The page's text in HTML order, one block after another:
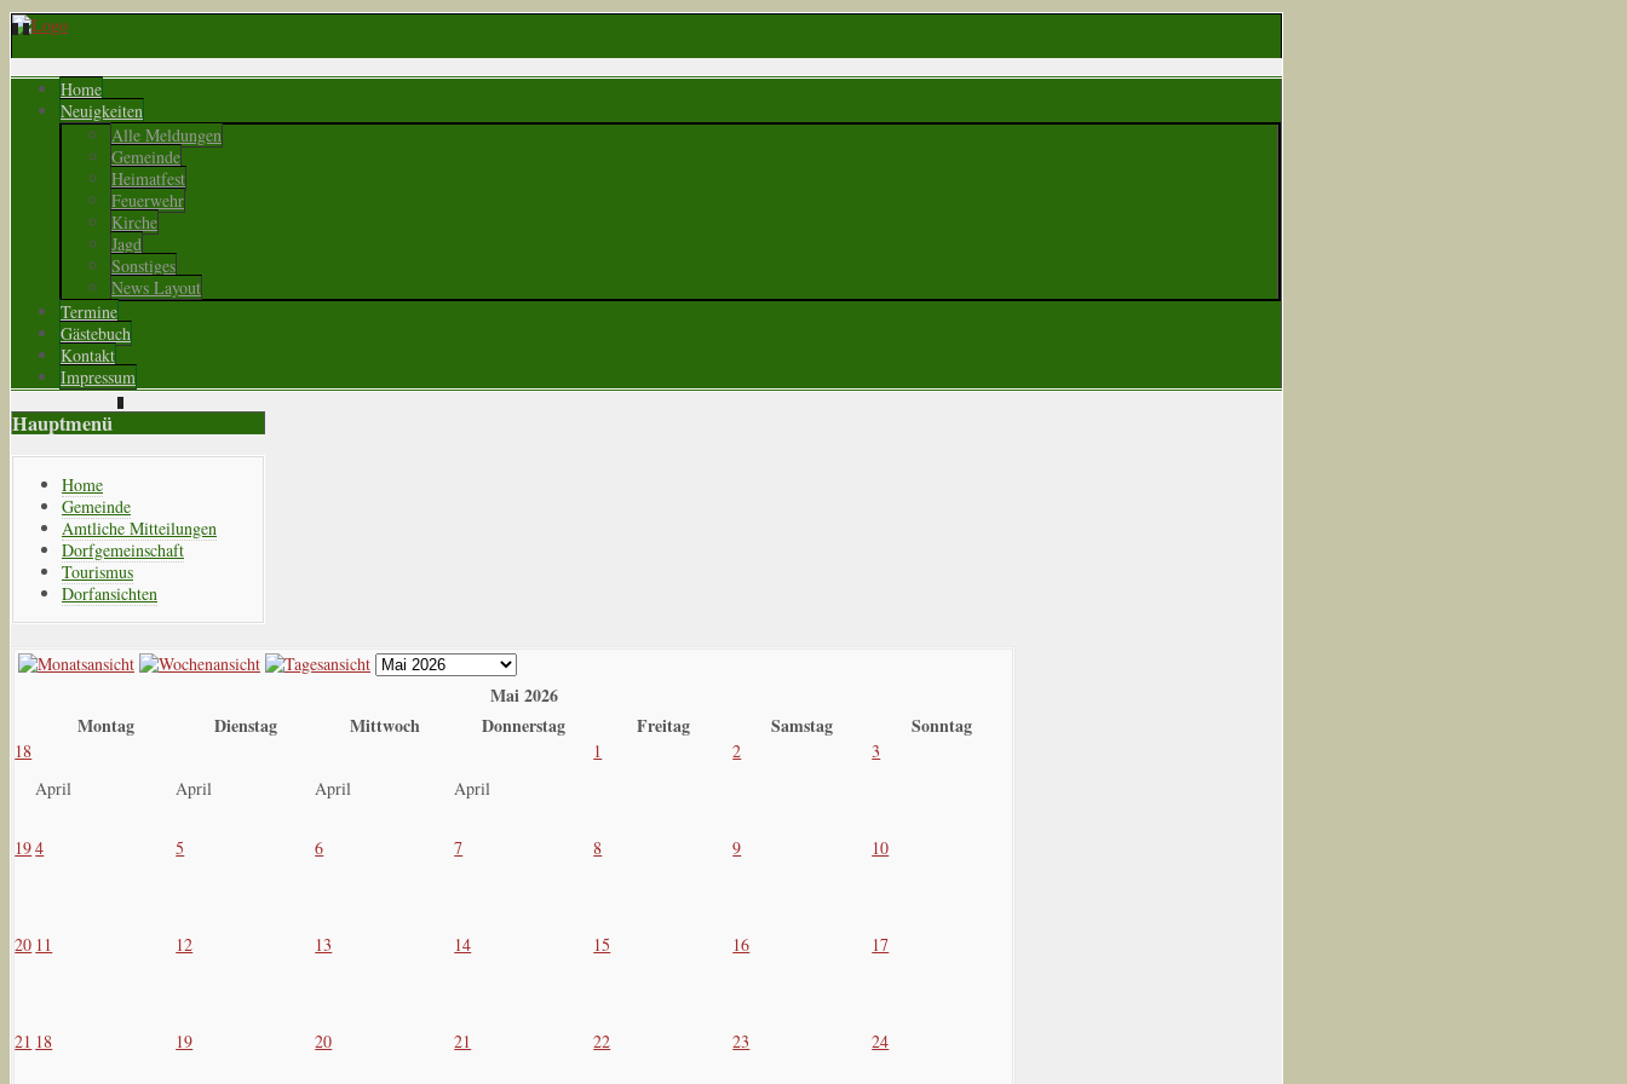
Home
Neuigkeiten
Alle Meldungen
Gemeinde
Heimatfest
Feuerwehr
Kirche
Jagd
Sonstiges
News Layout
Termine
Gästebuch
Kontakt
Impressum
Hauptmenü
Home
Gemeinde
Amtliche Mitteilungen
Dorfgemeinschaft
Tourismus
Dorfansichten
Mai 2026
Montag
Dienstag Mittwoch Donnerstag Freitag Samstag Sonntag
18
April
April April April
1 2 3
194 5 6 7 8 9 10
20 11 12 13 14 15 16 17
21 18 19 20 21 22 23 24